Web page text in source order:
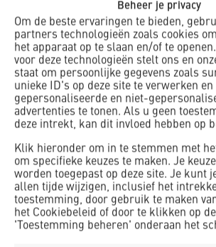
Beheer je privacy
Om de beste ervaringen te bieden,
partners technologieën zoals cookies
het apparaat op te slaan en/of te
voor deze technologieën stelt ons en
staat om persoonlijke gegevens zoals
unieke ID's op deze site te verwerken en
gepersonaliseerde en niet-
advertenties te tonen. Als u geen
deze intrekt, kan dit invloed hebben op
Klik hieronder om in te stemmen met
om specifieke keuzes te maken. Je
worden toegepast op deze site. Je kunt
allen tijde wijzigen, inclusief het
toestemming, door gebruik te maken
het Cookiebeleid of door te klikken op
'Toestemming beheren' onderaan het
Transformatie van
kantoorpand naar
woonlocatie